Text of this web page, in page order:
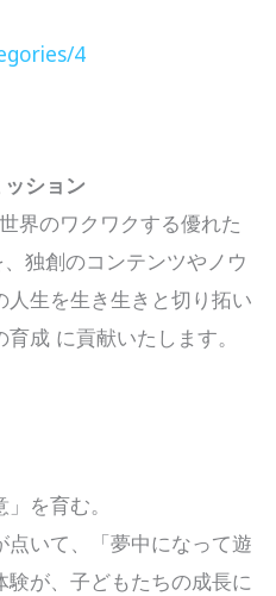
4
ション
界のワクワクする優れた
独創のコンテンツやノウ
生を生き生きと切り拓い
成 に貢献いたします。
を育む。
いて、「夢中になって遊
が、子どもたちの成長に